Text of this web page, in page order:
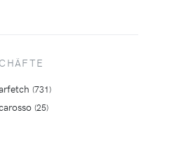
Burch
(731)
(25)